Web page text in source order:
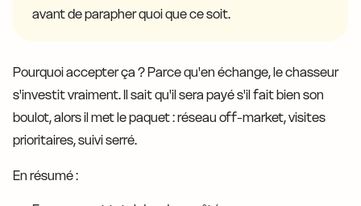
avant de parapher quoi que ce soit.
Pourquoi accepter ça ? Parce qu'en échange, le chasseur
s'investit vraiment. Il sait qu'il sera payé s'il fait bien son
boulot, alors il met le paquet : réseau off-market, visites
prioritaires, suivi serré.
En résumé :